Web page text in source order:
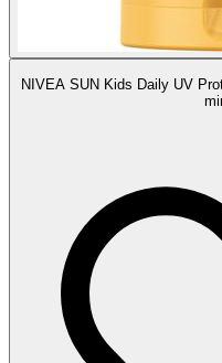
NIVEA SUN Kids Daily UV